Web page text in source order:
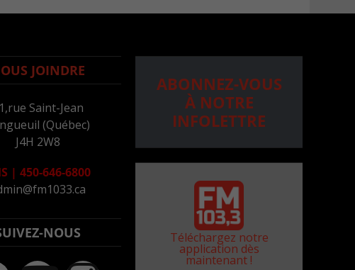
JOINDRE
Saint-Jean
(Québec)
J4H 2W8
| 450-646-6800
NOUS
ABONNEZ-VOUS
À NOTRE
INFOLETTRE
Téléchargez notre
application dès
maintenant !